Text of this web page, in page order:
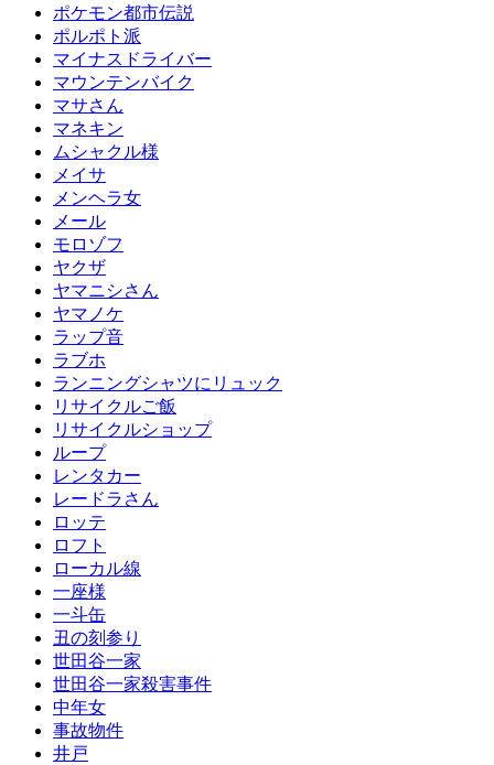
ポケモン都市伝説
ポルポト派
マイナスドライバー
マウンテンバイク
マサさん
マネキン
ムシャクル様
メイサ
メンヘラ女
メール
モロゾフ
ヤクザ
ヤマニシさん
ヤマノケ
ラップ音
ラブホ
ランニングシャツにリュック
リサイクルご飯
リサイクルショップ
ループ
レンタカー
レードラさん
ロッテ
ロフト
ローカル線
一座様
一斗缶
丑の刻参り
世田谷一家
世田谷一家殺害事件
中年女
事故物件
井戸